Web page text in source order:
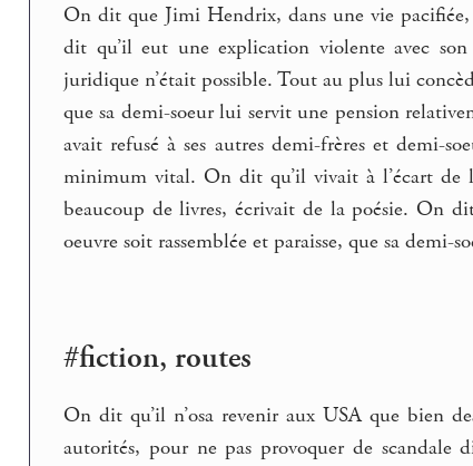
On dit que Jimi Hendrix, dans une vie pacifiée,
dit qu’il eut une explication violente avec
juridique n’était possible. Tout au plus lui
que sa demi-soeur lui servit une pension
avait refusé à ses autres demi-frères et demi-
minimum vital. On dit qu’il vivait à l’écart de
beaucoup de livres, écrivait de la poésie. On
oeuvre soit rassemblée et paraisse, que sa demi-
#fiction, routes
On dit qu’il n’osa revenir aux USA que bien
autorités, pour ne pas provoquer de scandale